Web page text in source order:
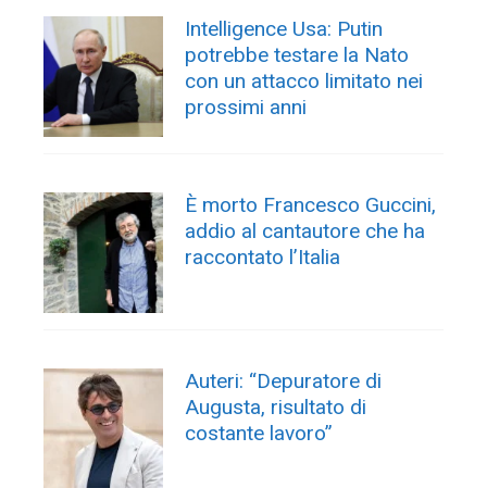
Intelligence Usa: Putin
potrebbe testare la Nato
con un attacco limitato nei
prossimi anni
È morto Francesco Guccini,
addio al cantautore che ha
raccontato l’Italia
Auteri: “Depuratore di
Augusta, risultato di
costante lavoro”